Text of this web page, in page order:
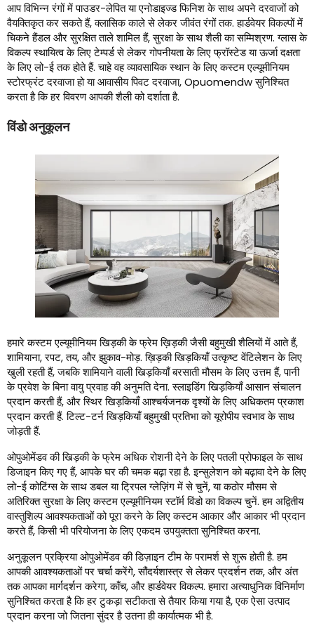
आप विभिन्न रंगों में पाउडर-लेपित या एनोडाइज्ड फिनिश के साथ अपने दरवाजों को
वैयक्तिकृत कर सकते हैं, क्लासिक काले से लेकर जीवंत रंगों तक. हार्डवेयर विकल्पों में
चिकने हैंडल और सुरक्षित ताले शामिल हैं, सुरक्षा के साथ शैली का सम्मिश्रण. ग्लास के
विकल्प स्थायित्व के लिए टेम्पर्ड से लेकर गोपनीयता के लिए फ्रॉस्टेड या ऊर्जा दक्षता
के लिए लो-ई तक होते हैं. चाहे वह व्यावसायिक स्थान के लिए कस्टम एल्यूमीनियम
स्टोरफ्रंट दरवाजा हो या आवासीय पिवट दरवाजा, Opuomendw सुनिश्चित
करता है कि हर विवरण आपकी शैली को दर्शाता है.
विंडो अनुकूलन
हमारे कस्टम एल्यूमीनियम खिड़की के फ्रेम ख़िड़की जैसी बहुमुखी शैलियों में आते हैं,
शामियाना, रपट, तय, और झुकाव-मोड़. ख़िड़की खिड़कियाँ उत्कृष्ट वेंटिलेशन के लिए
खुली रहती हैं, जबकि शामियाने वाली खिड़कियाँ बरसाती मौसम के लिए उत्तम हैं, पानी
के प्रवेश के बिना वायु प्रवाह की अनुमति देना. स्लाइडिंग खिड़कियाँ आसान संचालन
प्रदान करती हैं, और स्थिर खिड़कियाँ आश्चर्यजनक दृश्यों के लिए अधिकतम प्रकाश
प्रदान करती हैं. टिल्ट-टर्न खिड़कियाँ बहुमुखी प्रतिभा को यूरोपीय स्वभाव के साथ
जोड़ती हैं.
ओपुओमेंडव की खिड़की के फ्रेम अधिक रोशनी देने के लिए पतली प्रोफाइल के साथ
डिजाइन किए गए हैं, आपके घर की चमक बढ़ा रहा है. इन्सुलेशन को बढ़ावा देने के लिए
लो-ई कोटिंग्स के साथ डबल या ट्रिपल ग्लेज़िंग में से चुनें, या कठोर मौसम से
अतिरिक्त सुरक्षा के लिए कस्टम एल्यूमीनियम स्टॉर्म विंडो का विकल्प चुनें. हम अद्वितीय
वास्तुशिल्प आवश्यकताओं को पूरा करने के लिए कस्टम आकार और आकार भी प्रदान
करते हैं, किसी भी परियोजना के लिए एकदम उपयुक्तता सुनिश्चित करना.
अनुकूलन प्रक्रिया ओपुओमेंडव की डिज़ाइन टीम के परामर्श से शुरू होती है. हम
आपकी आवश्यकताओं पर चर्चा करेंगे, सौंदर्यशास्त्र से लेकर प्रदर्शन तक, और अंत
तक आपका मार्गदर्शन करेगा, काँच, और हार्डवेयर विकल्प. हमारा अत्याधुनिक विनिर्माण
सुनिश्चित करता है कि हर टुकड़ा सटीकता से तैयार किया गया है, एक ऐसा उत्पाद
प्रदान करना जो जितना सुंदर है उतना ही कार्यात्मक भी है.